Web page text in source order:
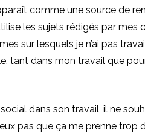
comme une source de
les sujets rédigés par
sur lesquels je n’ai pas
tant dans mon travail que
social dans son travail, il ne
pas que ça me prenne trop